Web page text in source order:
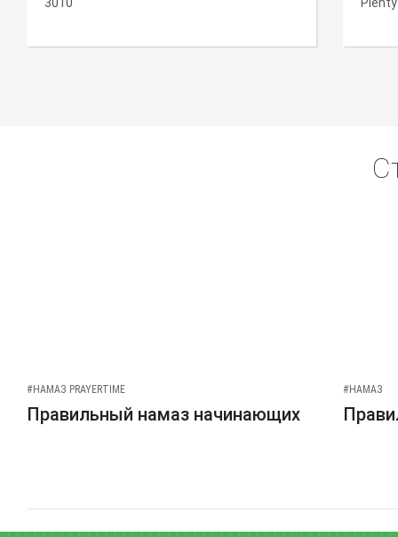
3010
#НАМАЗ PRAYERTIME
Правильный намаз начинающих
#НАМАЗ